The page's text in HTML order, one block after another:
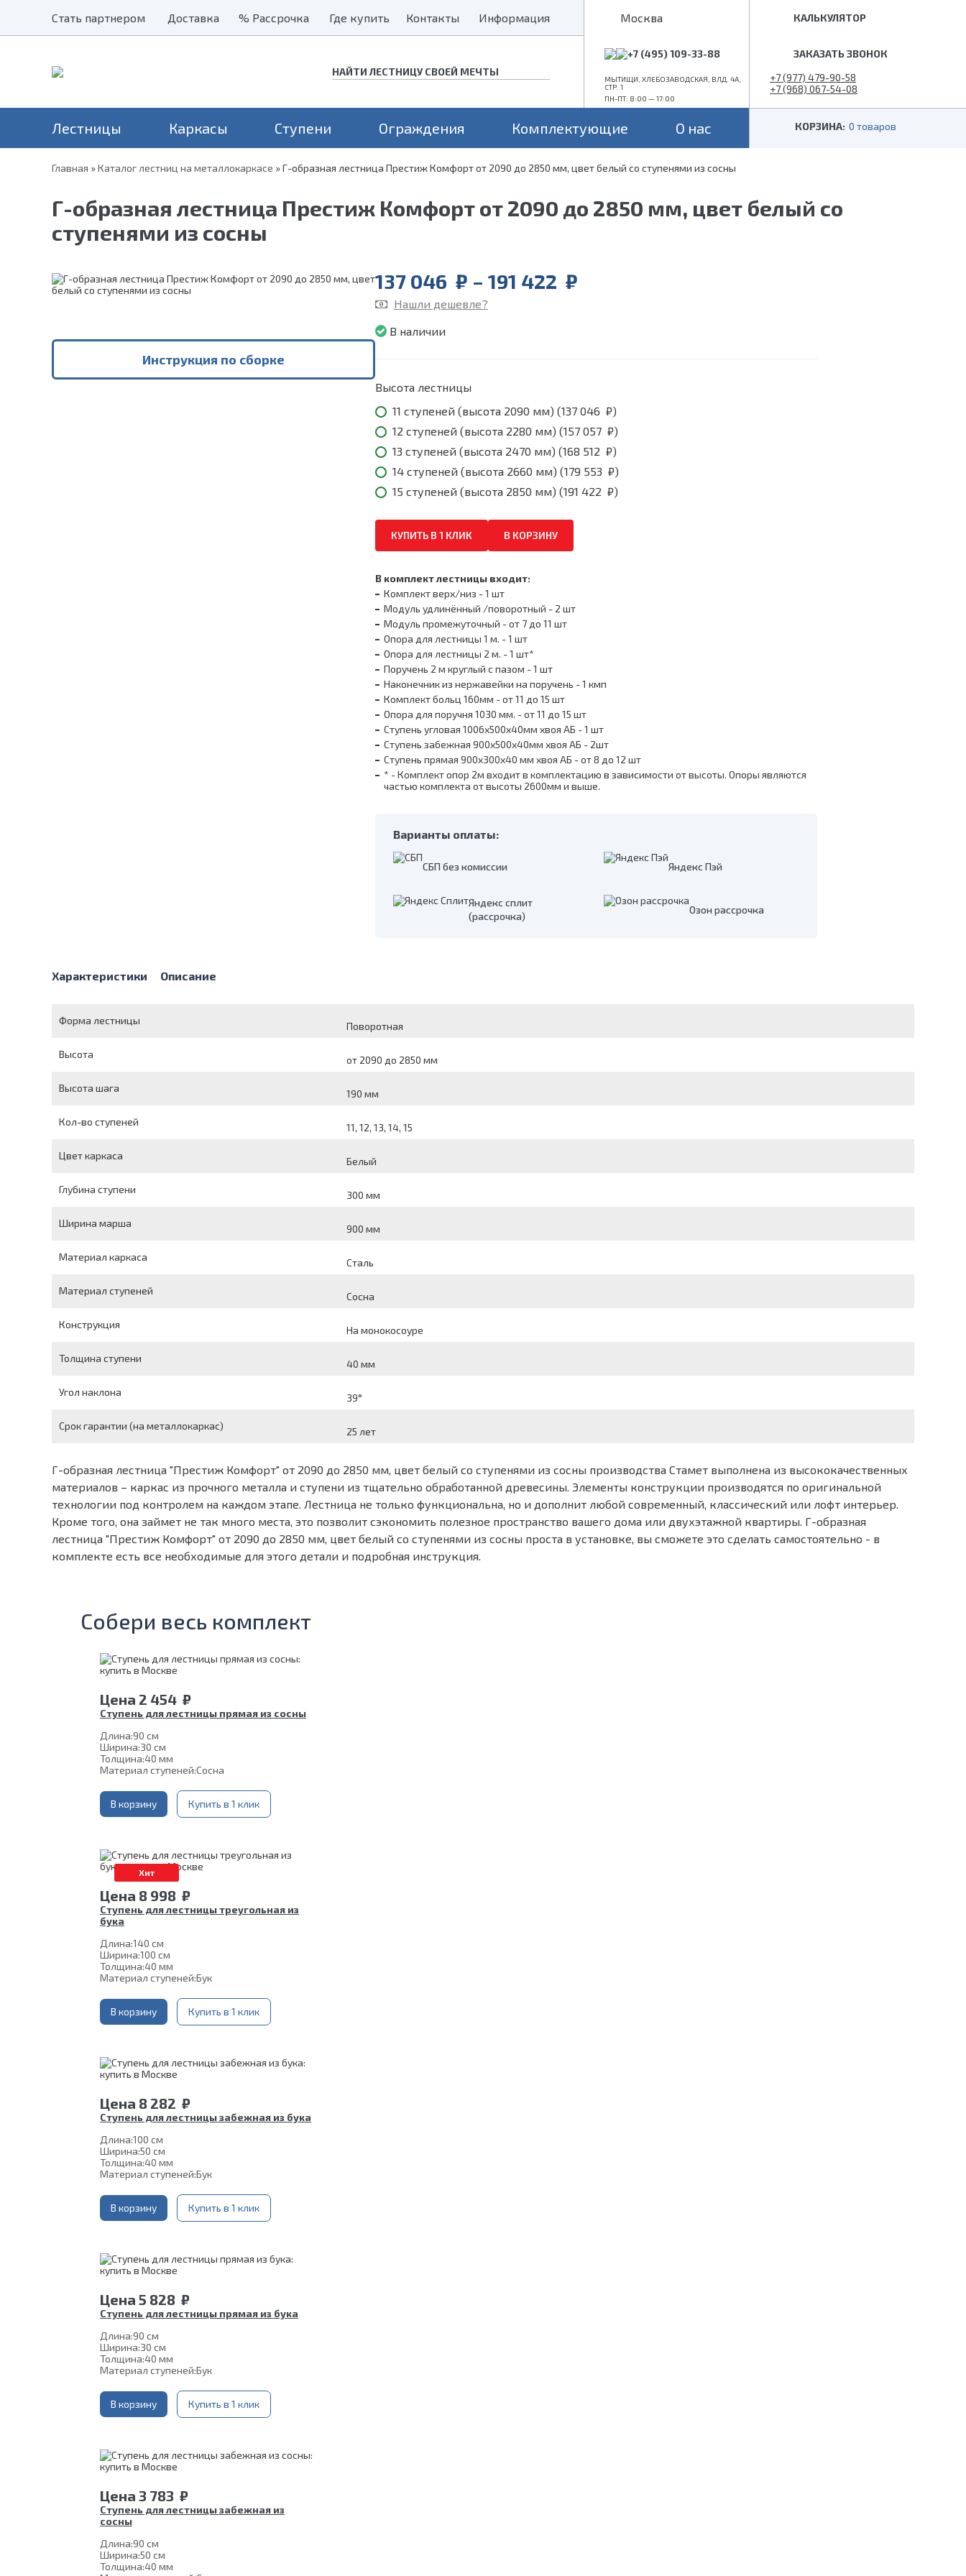
Стать партнером
Стать партнером Доставка
Доставка % Рассрочка
% Рассрочка Где купить
Где купить Контакты
Контакты Информация
Информация Москва КАЛЬКУЛЯТОР
+7 (495) 109-33-88
МЫТИЩИ, ХЛЕБОЗАВОДСКАЯ, ВЛД. 4А,
СТР. 1
ПН-ПТ: 8:00 — 17:00
ЗАКАЗАТЬ ЗВОНОК
+7 (977) 479-90-58
+7 (968) 067-54-08
info@superlestnica.com
Лестницы
Серия Престиж
Серия Элегант
Серия Престиж Мини
Лестницы на второй этаж
В дом
На дачу
Уличные лестницы
На монокосоуре
На 2 косоурах
Прямые лестницы
Г-образные
Для средних проемов
Для больших проемов
Черные
Белые
Лофт
Классические
Каркасы Ступени Ограждения
Столбы
Перила и поручни
Металлические ограждения
Комплектующие О нас КОРЗИНА: 0 товаров
Главная »Каталог лестниц на металлокаркасе »Г-образная лестница Престиж Комфорт от 2090 до 2850 мм, цвет белый со ступенями из сосны
Г-образная лестница Престиж Комфорт от 2090 до 2850 мм, цвет белый со
ступенями из сосны
Инструкция по сборке
137 046 ₽ – 191 422 ₽
₽
Нашли дешевле?
В наличии
Высота лестницы
11 ступеней (высота 2090 мм) (137 046 ₽)
12 ступеней (высота 2280 мм) (157 057 ₽)
13 ступеней (высота 2470 мм) (168 512 ₽)
14 ступеней (высота 2660 мм) (179 553 ₽)
15 ступеней (высота 2850 мм) (191 422 ₽)
КУПИТЬ В 1 КЛИК В КОРЗИНУ
В комплект лестницы входит:
Комплект верх/низ - 1 шт
Модуль удлинённый /поворотный - 2 шт
Модуль промежуточный - от 7 до 11 шт
Опора для лестницы 1 м. - 1 шт
Опора для лестницы 2 м. - 1 шт*
Поручень 2 м круглый с пазом - 1 шт
Наконечник из нержавейки на поручень - 1 кмп
Комплект больц 160мм - от 11 до 15 шт
Опора для поручня 1030 мм. - от 11 до 15 шт
Ступень угловая 1006х500х40мм хвоя АБ - 1 шт
Ступень забежная 900х500х40мм хвоя АБ - 2шт
Ступень прямая 900х300х40 мм хвоя АБ - от 8 до 12 шт
* - Комплект опор 2м входит в комплектацию в зависимости от высоты. Опоры являются
частью комплекта от высоты 2600мм и выше.
Варианты оплаты:
СБП без комиссии Яндекс Пэй
Яндекс сплит
(рассрочка)
Озон рассрочка
Характеристики Описание
Форма лестницы Поворотная
Высота от 2090 до 2850 мм
Высота шага 190 мм
Кол-во ступеней 11, 12, 13, 14, 15
Цвет каркаса Белый
Глубина ступени 300 мм
Ширина марша 900 мм
Материал каркаса Сталь
Материал ступеней Сосна
Конструкция На монокосоуре
Толщина ступени 40 мм
Угол наклона 39°
Срок гарантии (на металлокаркас) 25 лет
Г-образная лестница "Престиж Комфорт" от 2090 до 2850 мм, цвет белый со ступенями из сосны производства Стамет выполнена из высококачественных
материалов – каркас из прочного металла и ступени из тщательно обработанной древесины. Элементы конструкции производятся по оригинальной
технологии под контролем на каждом этапе. Лестница не только функциональна, но и дополнит любой современный, классический или лофт интерьер.
Кроме того, она займет не так много места, это позволит сэкономить полезное пространство вашего дома или двухэтажной квартиры. Г-образная
лестница "Престиж Комфорт" от 2090 до 2850 мм, цвет белый со ступенями из сосны проста в установке, вы сможете это сделать самостоятельно - в
комплекте есть все необходимые для этого детали и подробная инструкция.
Собери весь комплект
Цена 2 454 ₽
Ступень для лестницы прямая из сосны
Длина:90 см
Ширина:30 см
Толщина:40 мм
Материал ступеней:Сосна
В корзину Купить в 1 клик
Хит
Цена 8 998 ₽
Ступень для лестницы треугольная из
бука
Длина:140 см
Ширина:100 см
Толщина:40 мм
Материал ступеней:Бук
В корзину Купить в 1 клик
Цена 8 282 ₽
Ступень для лестницы забежная из бука
Длина:100 см
Ширина:50 см
Толщина:40 мм
Материал ступеней:Бук
В корзину Купить в 1 клик
Цена 5 828 ₽
Ступень для лестницы прямая из бука
Длина:90 см
Ширина:30 см
Толщина:40 мм
Материал ступеней:Бук
В корзину Купить в 1 клик
Цена 3 783 ₽
Ступень для лестницы забежная из
сосны
Длина:90 см
Ширина:50 см
Толщина:40 мм